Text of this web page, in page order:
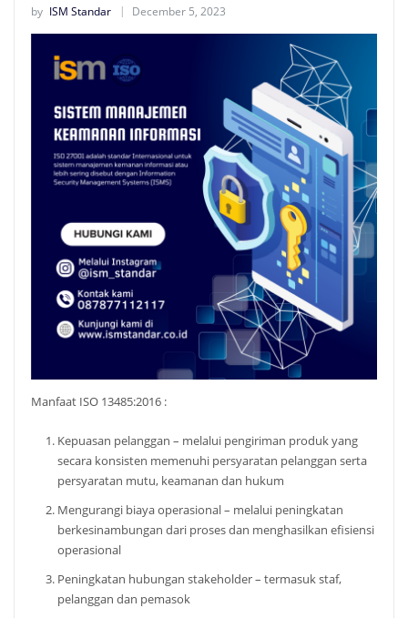
by ISM Standar December 5, 2023
Manfaat ISO 13485:2016 :
Kepuasan pelanggan – melalui pengiriman produk yang
secara konsisten memenuhi persyaratan pelanggan serta
persyaratan mutu, keamanan dan hukum
Mengurangi biaya operasional – melalui peningkatan
berkesinambungan dari proses dan menghasilkan efisiensi
operasional
Peningkatan hubungan stakeholder – termasuk staf,
pelanggan dan pemasok